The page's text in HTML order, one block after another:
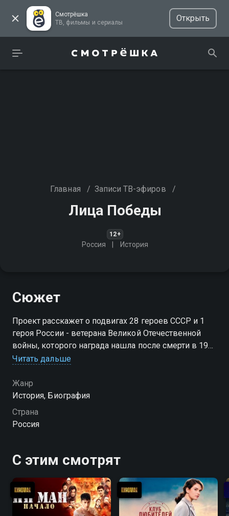
Смотрёшка
ТВ, фильмы и сериалы
Открыть
Главная / Записи ТВ-эфиров /
Лица Победы
12+
Россия История
Сюжет
Проект расскажет о подвигах 28 героев СССР и 1
героя России - ветерана Великой Отечественной
войны, которого награда нашла после смерти в 1995
году, уже в современной России
Читать дальше
Жанр
История, Биография
Страна
Россия
С этим смотрят